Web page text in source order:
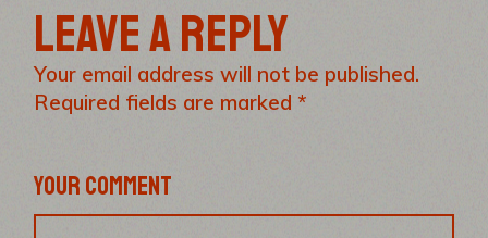
LEAVE A REPLY
Your email address will not be published.
Required fields are marked *
YOUR COMMENT